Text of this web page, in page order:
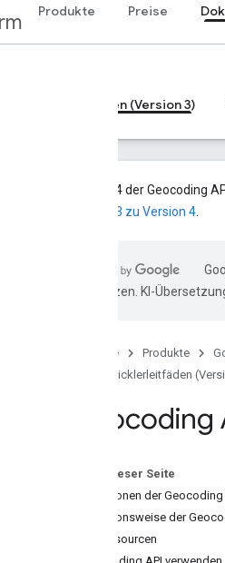
Produkte Preise
Entwicklerleitfäden (Version 3)
Version 4 der Geocoding
Version 3 zu Version 4
übersetzen. KI-
Startseite Produkte
Entwicklerleitfäden
Auf dieser Seite
Funktionen der Geocoding
Funktionsweise der
Ressourcen